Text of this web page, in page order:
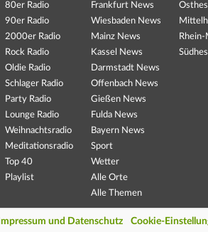
80er Radio
90er Radio
2000er Radio
Rock Radio
Oldie Radio
Schlager Radio
Party Radio
Lounge Radio
Weihnachtsradio
Meditationsradio
Top 40
Playlist
Frankfurt News
Wiesbaden News
Mainz News
Kassel News
Darmstadt News
Offenbach News
Gießen News
Fulda News
Bayern News
Sport
Wetter
Alle Orte
Alle Themen
Impressum und Datenschutz Cookie-